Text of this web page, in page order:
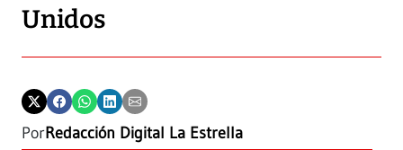
Unidos
PorRedacción Digital La Estrella